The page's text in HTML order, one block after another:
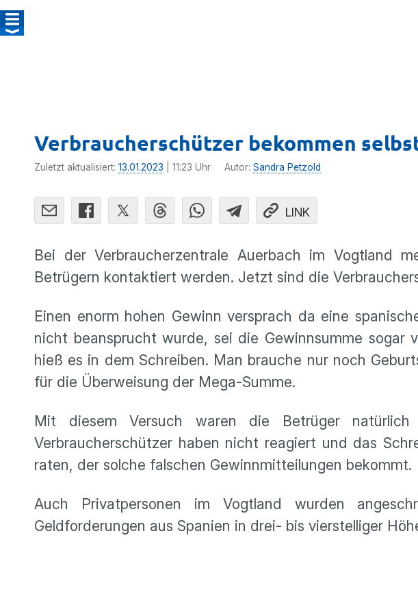
Verbraucherschützer bekommen
Zuletzt aktualisiert: 13.01.2023 | 11:23 Uhr Autor: Sandra Petzold
LINK
Bei der Verbraucherzentrale Auerbach im Vogtland
Betrügern kontaktiert werden. Jetzt sind die
Einen enorm hohen Gewinn versprach da eine
nicht beansprucht wurde, sei die Gewinnsumme sogar
hieß es in dem Schreiben. Man brauche nur noch
für die Überweisung der Mega-Summe.
Mit diesem Versuch waren die Betrüger
Verbraucherschützer haben nicht reagiert und das
raten, der solche falschen Gewinnmitteilungen bekommt.
Auch Privatpersonen im Vogtland wurden
Geldforderungen aus Spanien in drei- bis vierstelliger